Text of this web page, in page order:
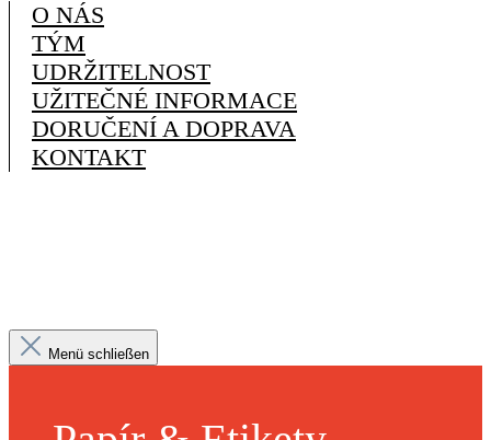
O NÁS
TÝM
UDRŽITELNOST
UŽITEČNÉ INFORMACE
DORUČENÍ A DOPRAVA
KONTAKT
Menü schließen